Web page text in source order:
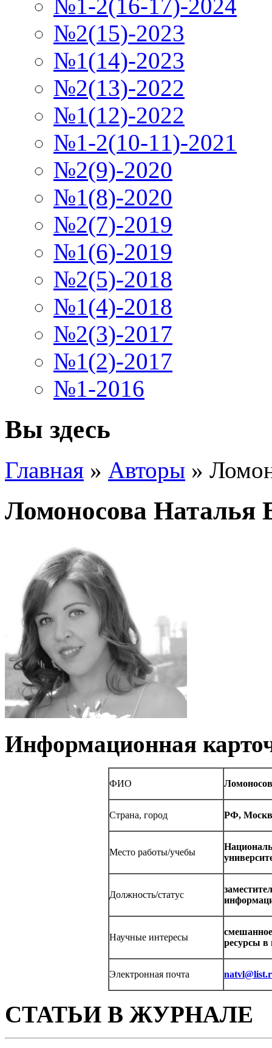
№1-2(16-17)-2024
№2(15)-2023
№1(14)-2023
№2(13)-2022
№1(12)-2022
№1-2(10-11)-2021
№2(9)-2020
№1(8)-2020
№2(7)-2019
№1(6)-2019
№2(5)-2018
№1(4)-2018
№2(3)-2017
№1(2)-2017
№1-2016
Вы здесь
Главная » Авторы »
Ломоносова Наталья
Информационная
ФИО
Страна, город РФ,
Место работы/учебы
Должность/статус
Научные интересы
ресурсы
Электронная почта
СТАТЬИ В ЖУРНАЛЕ